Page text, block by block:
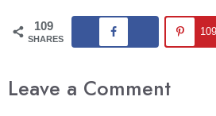
109
SHARES
109
Leave a Comment